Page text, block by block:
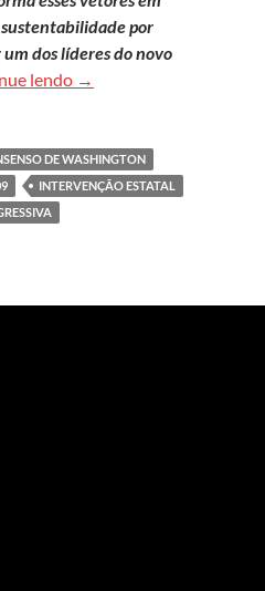
por
dos líderes do novo
lendo Viralatismo reverso, um
→
DE WASHINGTON
INTERVENÇÃO ESTATAL